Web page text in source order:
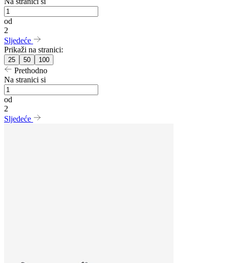
od
2
Sljedeće
Prikaži na stranici:
25 50 100
Prethodno
Na stranici si
od
2
Sljedeće